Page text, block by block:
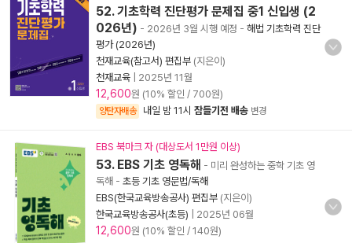
52. 기초학력 진단평가 문제집 중1 신입생 (2
026년) - 2026년 3월 시행 예정 - 해법 기초학력 진단
평가 (2026년)
천재교육(참고서) 편집부 (지은이)
천재교육
2025년 11월
12,600원 (10% 할인 / 700원)
양탄자배송 내일 밤 11시 잠들기전 배송 변경
EBS 북마크 자 (대상도서 1만원 이상)
53. EBS 기초 영독해 - 미리 완성하는 중학 기초 영
독해 - 초등 기초 영문법/독해
EBS(한국교육방송공사) 편집부 (지은이)
한국교육방송공사(초등)
2025년 06월
12,600원 (10% 할인 / 140원)